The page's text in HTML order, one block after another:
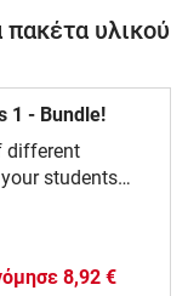
υλικού
1 - Bundle!
different
students
8,92 €